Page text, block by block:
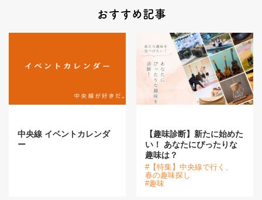
おすすめ記事
中央線 イベントカレンダ
ー
【趣味診断】新たに始めた
い！ あなたにぴったりな
趣味は？
#【特集】中央線で行く、
春の趣味探し
#趣味